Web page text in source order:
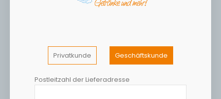
Privatkunde Geschäftskunde
Postleitzahl der Lieferadresse